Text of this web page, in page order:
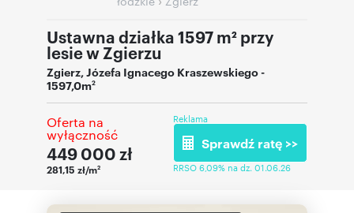
Ustawna działka 1597 m² przy
lesie w Zgierzu
Zgierz,Józefa Ignacego Kraszewskiego-
1597,0m2
Oferta na
wyłączność
449 000 zł
281,15 zł/m2
Reklama
Sprawdź ratę >>
RRSO 6,09% na dz. 01.06.26